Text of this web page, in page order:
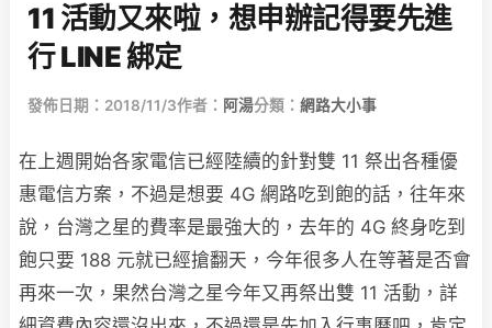
11 活動又來啦，想申辦記得要先進
行 LINE 綁定
發佈日期：2018/11/3作者： 阿湯分類： 網路大小事
在上週開始各家電信已經陸續的針對雙 11 祭出各種優
惠電信方案，不過是想要 4G 網路吃到飽的話，往年來
說，台灣之星的費率是最強大的，去年的 4G 終身吃到
飽只要 188 元就已經搶翻天，今年很多人在等著是否會
再來一次，果然台灣之星今年又再祭出雙 11 活動，詳